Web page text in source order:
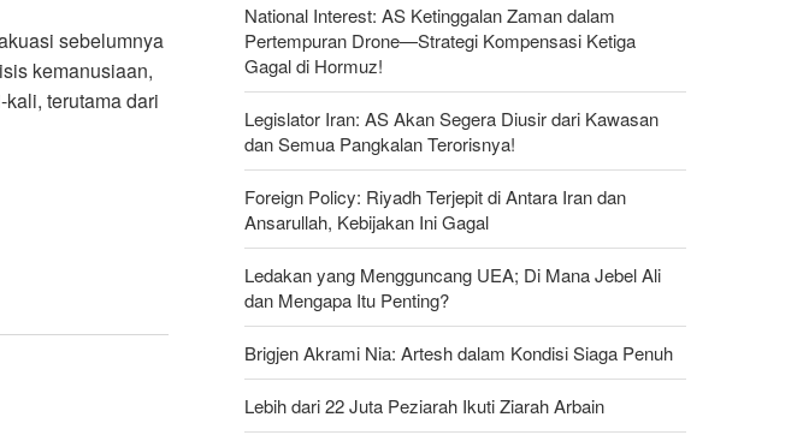
sebelumnya
kemanusiaan,
terutama dari
National Interest: AS Ketinggalan Zaman dalam
Pertempuran Drone—Strategi Kompensasi Ketiga
Gagal di Hormuz!
Legislator Iran: AS Akan Segera Diusir dari Kawasan
dan Semua Pangkalan Terorisnya!
Foreign Policy: Riyadh Terjepit di Antara Iran dan
Ansarullah, Kebijakan Ini Gagal
Ledakan yang Mengguncang UEA; Di Mana Jebel Ali
dan Mengapa Itu Penting?
Brigjen Akrami Nia: Artesh dalam Kondisi Siaga Penuh
Lebih dari 22 Juta Peziarah Ikuti Ziarah Arbain